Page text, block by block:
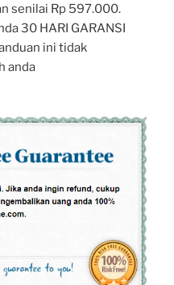
senilai Rp 597.000.
30 HARI GARANSI
ini tidak
anda